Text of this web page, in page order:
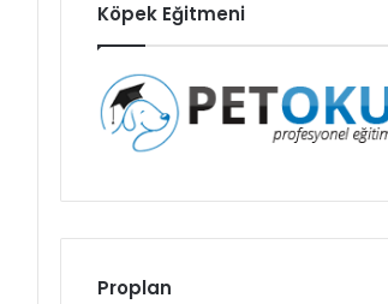
Köpek Eğitmeni
Proplan